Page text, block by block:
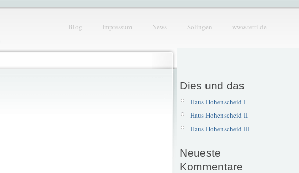
Blog Impressum News Solingen www.tetti.de
Dies und das
Haus Hohenscheid I
Haus Hohenscheid II
Haus Hohenscheid III
Neueste
Kommentare